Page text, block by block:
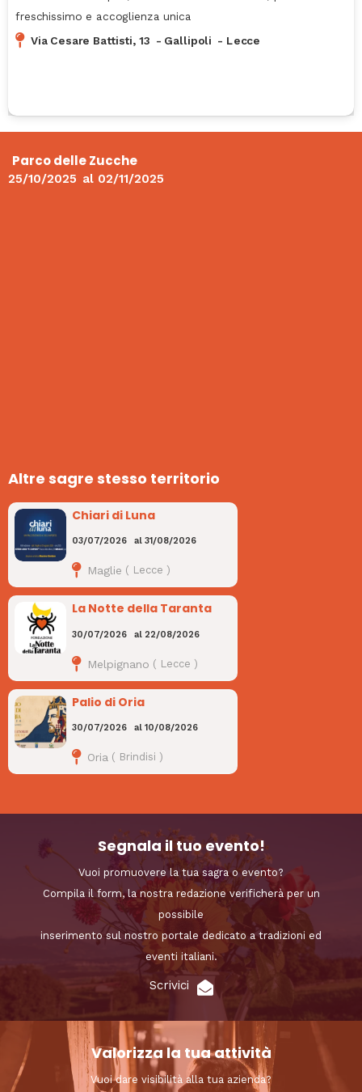
freschissimo e accoglienza unica
Via Cesare Battisti, 13 - Gallipoli - Lecce
Parco delle Zucche
25/10/2025 al 02/11/2025
Altre sagre stesso territorio
Chiari di Luna
03/07/2026 al31/08/2026
Maglie ( Lecce )
La Notte della Taranta
30/07/2026 al 22/08/2026
Melpignano ( Lecce )
Palio di Oria
30/07/2026 al10/08/2026
Oria ( Brindisi )
Segnala il tuo evento!
Vuoi promuovere la tua sagra o evento?
Compila il form, la nostra redazione verificherà per un
possibile
inserimento sul nostro portale dedicato a tradizioni ed
eventi italiani.
Scrivici
Valorizza la tua attività
Vuoi dare visibilità alla tua azienda?